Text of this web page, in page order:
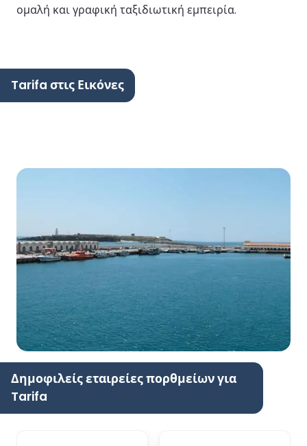
ομαλή και γραφική ταξιδιωτική εμπειρία.
Tarifa στις Εικόνες
Δημοφιλείς εταιρείες πορθμείων για
Tarifa